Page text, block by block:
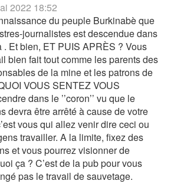
2022 18:52
du peuple Burkinabè que
journalistes est descendue dans
. Et bien, ET PUIS APRÈS ? Vous
bien fait tout comme les parents des
de la mine et les patrons de
VOUS SENTEZ VOUS
dans le ’’coron’’ vu que le
devra être arrêté à cause de votre
vous qui allez venir dire ceci ou
travailler. A la limite, fixez des
et vous pourrez visionner de
ça ? C’est de la pub pour vous
pas le travail de sauvetage.